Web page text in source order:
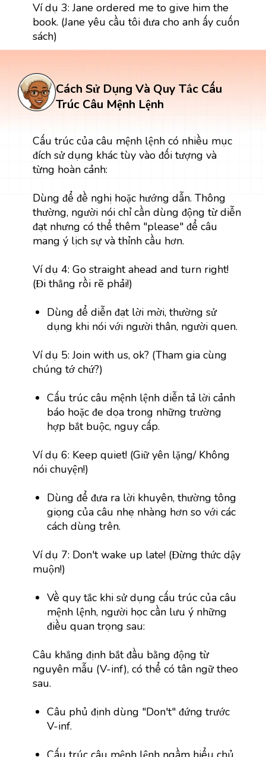
Ví dụ 3: Jane ordered me to give him the
book. (Jane yêu cầu tôi đưa cho anh ấy cuốn
sách)
Cách Sử Dụng Và Quy Tắc Cấu
Trúc Câu Mệnh Lệnh
Cấu trúc của câu mệnh lệnh có nhiều mục
đích sử dụng khác tùy vào đối tượng và
từng hoàn cảnh:
Dùng để đề nghị hoặc hướng dẫn. Thông
thường, người nói chỉ cần dùng động từ diễn
đạt nhưng có thể thêm "please" để câu
mang ý lịch sự và thỉnh cầu hơn.
Ví dụ 4: Go straight ahead and turn right!
(Đi thẳng rồi rẽ phải!)
Dùng để diễn đạt lời mời, thường sử
dụng khi nói với người thân, người quen.
Ví dụ 5: Join with us, ok? (Tham gia cùng
chúng tớ chứ?)
Cấu trúc câu mệnh lệnh diễn tả lời cảnh
báo hoặc đe dọa trong những trường
hợp bắt buộc, nguy cấp.
Ví dụ 6: Keep quiet! (Giữ yên lặng/ Không
nói chuyện!)
Dùng để đưa ra lời khuyên, thường tông
giọng của câu nhẹ nhàng hơn so với các
cách dùng trên.
Ví dụ 7: Don't wake up late! (Đừng thức dậy
muộn!)
Về quy tắc khi sử dụng cấu trúc của câu
mệnh lệnh, người học cần lưu ý những
điều quan trọng sau:
Câu khẳng định bắt đầu bằng động từ
nguyên mẫu (V-inf), có thể có tân ngữ theo
sau.
Câu phủ định dùng "Don't" đứng trước
V-inf.